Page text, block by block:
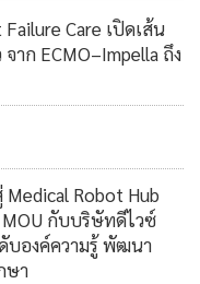
Care เปิดเส้น
าก ECMO–Impella ถึง
Robot Hub
กับบริษัทดีไวซ์
บองค์ความรู้ พัฒนา
ษา